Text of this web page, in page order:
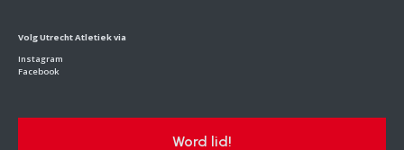
Volg Utrecht Atletiek via
Instagram
Facebook
Word lid!